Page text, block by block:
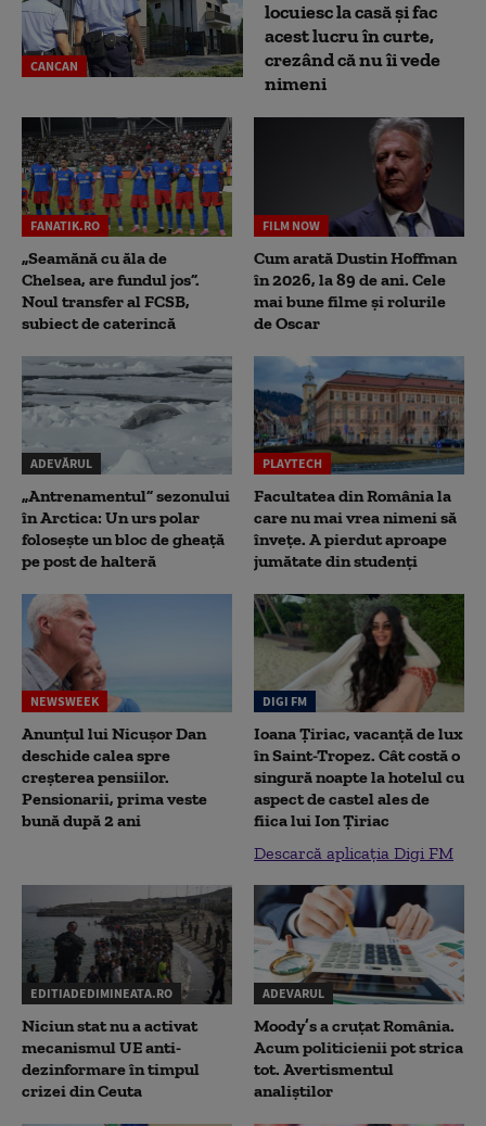
CANCAN
locuiesc la casă și fac
acest lucru în curte,
crezând că nu îi vede
nimeni
FANATIK.RO
„Seamănă cu ăla de
Chelsea, are fundul jos”.
Noul transfer al FCSB,
subiect de caterincă
FILM NOW
Cum arată Dustin Hoffman
în 2026, la 89 de ani. Cele
mai bune filme și rolurile
de Oscar
ADEVĂRUL
„Antrenamentul” sezonului
în Arctica: Un urs polar
folosește un bloc de gheață
pe post de halteră
PLAYTECH
Facultatea din România la
care nu mai vrea nimeni să
înveţe. A pierdut aproape
jumătate din studenţi
NEWSWEEK
Anunțul lui Nicușor Dan
deschide calea spre
creșterea pensiilor.
Pensionarii, prima veste
bună după 2 ani
DIGI FM
Ioana Țiriac, vacanță de lux
în Saint-Tropez. Cât costă o
singură noapte la hotelul cu
aspect de castel ales de
fiica lui Ion Țiriac
Descarcă aplicația Digi FM
EDITIADEDIMINEATA.RO
Niciun stat nu a activat
mecanismul UE anti-
dezinformare în timpul
crizei din Ceuta
ADEVARUL
Moody’s a cruțat România.
Acum politicienii pot strica
tot. Avertismentul
analiștilor